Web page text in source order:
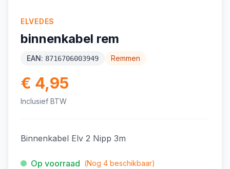
ELVEDES
binnenkabel rem
EAN: 8716706003949 Remmen
€ 4,95
Inclusief BTW
Binnenkabel Elv 2 Nipp 3m
Op voorraad (Nog 4 beschikbaar)